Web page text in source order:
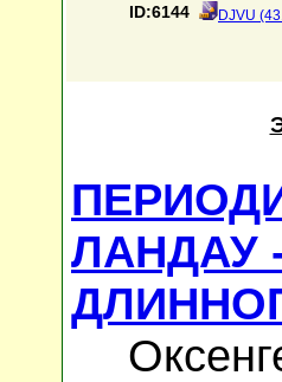
ID:6144 DJVU
ЛАНДАУ